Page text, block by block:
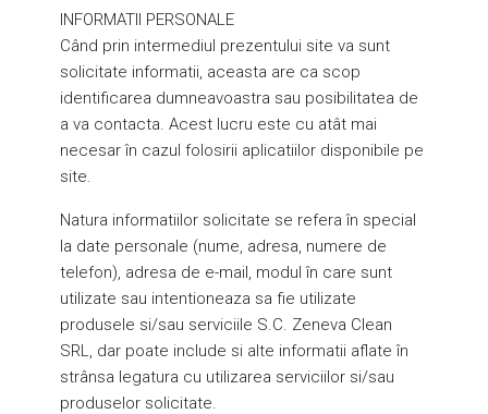
INFORMATII PERSONALE
Când prin intermediul prezentului site va sunt
solicitate informatii, aceasta are ca scop
identificarea dumneavoastra sau posibilitatea de
a va contacta. Acest lucru este cu atât mai
necesar în cazul folosirii aplicatiilor disponibile pe
site.
Natura informatiilor solicitate se refera în special
la date personale (nume, adresa, numere de
telefon), adresa de e-mail, modul în care sunt
utilizate sau intentioneaza sa fie utilizate
produsele si/sau serviciile S.C. Zeneva Clean
SRL, dar poate include si alte informatii aflate în
strânsa legatura cu utilizarea serviciilor si/sau
produselor solicitate.